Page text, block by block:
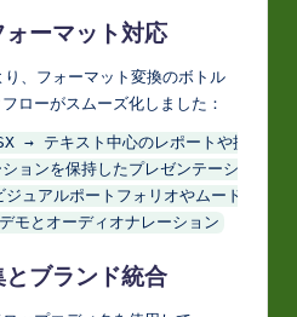
ーマット対応
、フォーマット変換のボトル
ローがスムーズ化しました：
→ テキスト中心のレポートや提案書
ンを保持したプレゼンテーションデ
ュアルポートフォリオやムードボード
ブランド統合